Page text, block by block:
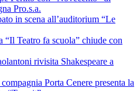
Pro.s.a.
in scena all’auditorium “Le
Teatro fa scuola” chiude con
rivisita Shakespeare a
Porta Cenere presenta la